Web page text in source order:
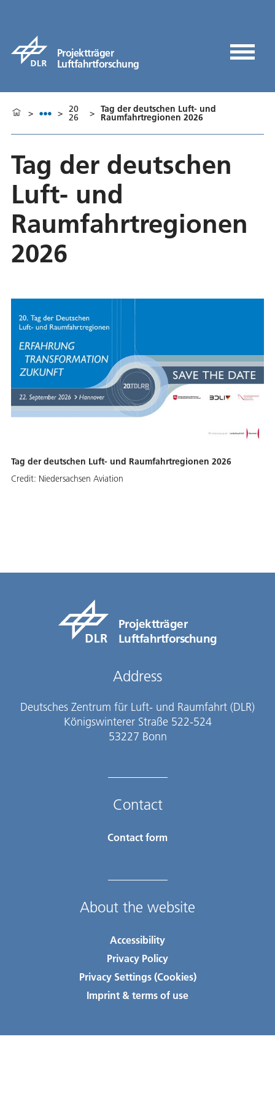
Projektträger
Luftfahrtforschung
> > 20
26 > Tag der deutschen Luft- und
Raumfahrtregionen 2026
Tag der deutschen
Luft- und
Raumfahrtregionen
2026
Tag der deutschen Luft- und Raumfahrtregionen 2026
Credit: Niedersachsen Aviation
Projektträger
Luftfahrtforschung
Address
Deutsches Zentrum für Luft- und Raumfahrt (DLR)
Königswinterer Straße 522-524
53227 Bonn
Contact
Contact form
About the website
Accessibility
Privacy Policy
Privacy Settings (Cookies)
Imprint & terms of use